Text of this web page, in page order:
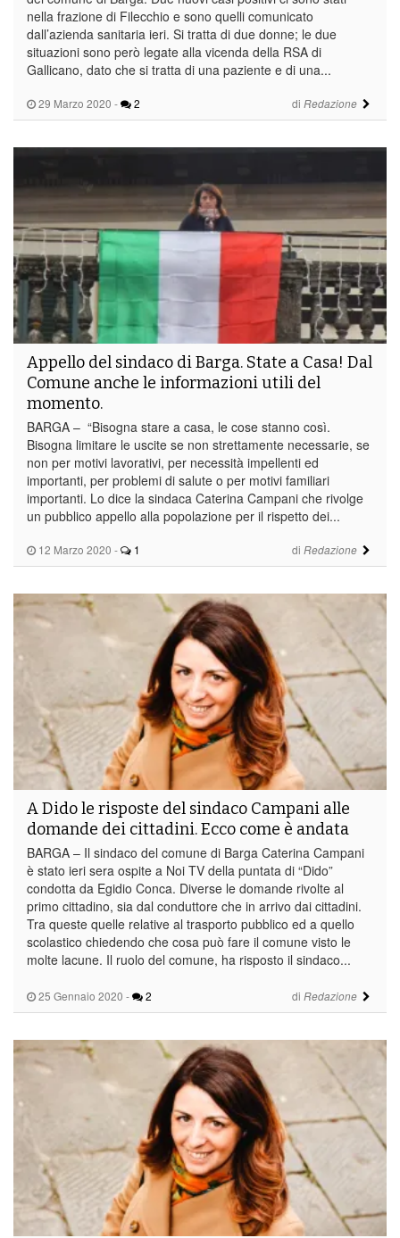
29 Marzo 2020 - 2 di Redazione
nella frazione di Filecchio e sono quelli comunicato
dall’azienda sanitaria ieri. Si tratta di due donne; le due
situazioni sono però legate alla vicenda della RSA di
Gallicano, dato che si tratta di una paziente e di una...
12 Marzo 2020 - 1 di Redazione
Appello del sindaco di Barga. State a Casa! Dal
Comune anche le informazioni utili del
momento.
BARGA – “Bisogna stare a casa, le cose stanno così.
Bisogna limitare le uscite se non strettamente necessarie, se
non per motivi lavorativi, per necessità impellenti ed
importanti, per problemi di salute o per motivi familiari
importanti. Lo dice la sindaca Caterina Campani che rivolge
un pubblico appello alla popolazione per il rispetto dei...
25 Gennaio 2020 - 2 di Redazione
A Dido le risposte del sindaco Campani alle
domande dei cittadini. Ecco come è andata
BARGA – Il sindaco del comune di Barga Caterina Campani
è stato ieri sera ospite a Noi TV della puntata di “Dido”
condotta da Egidio Conca. Diverse le domande rivolte al
primo cittadino, sia dal conduttore che in arrivo dai cittadini.
Tra queste quelle relative al trasporto pubblico ed a quello
scolastico chiedendo che cosa può fare il comune visto le
molte lacune. Il ruolo del comune, ha risposto il sindaco...